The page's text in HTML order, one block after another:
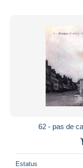
62 - pas de
Estatus